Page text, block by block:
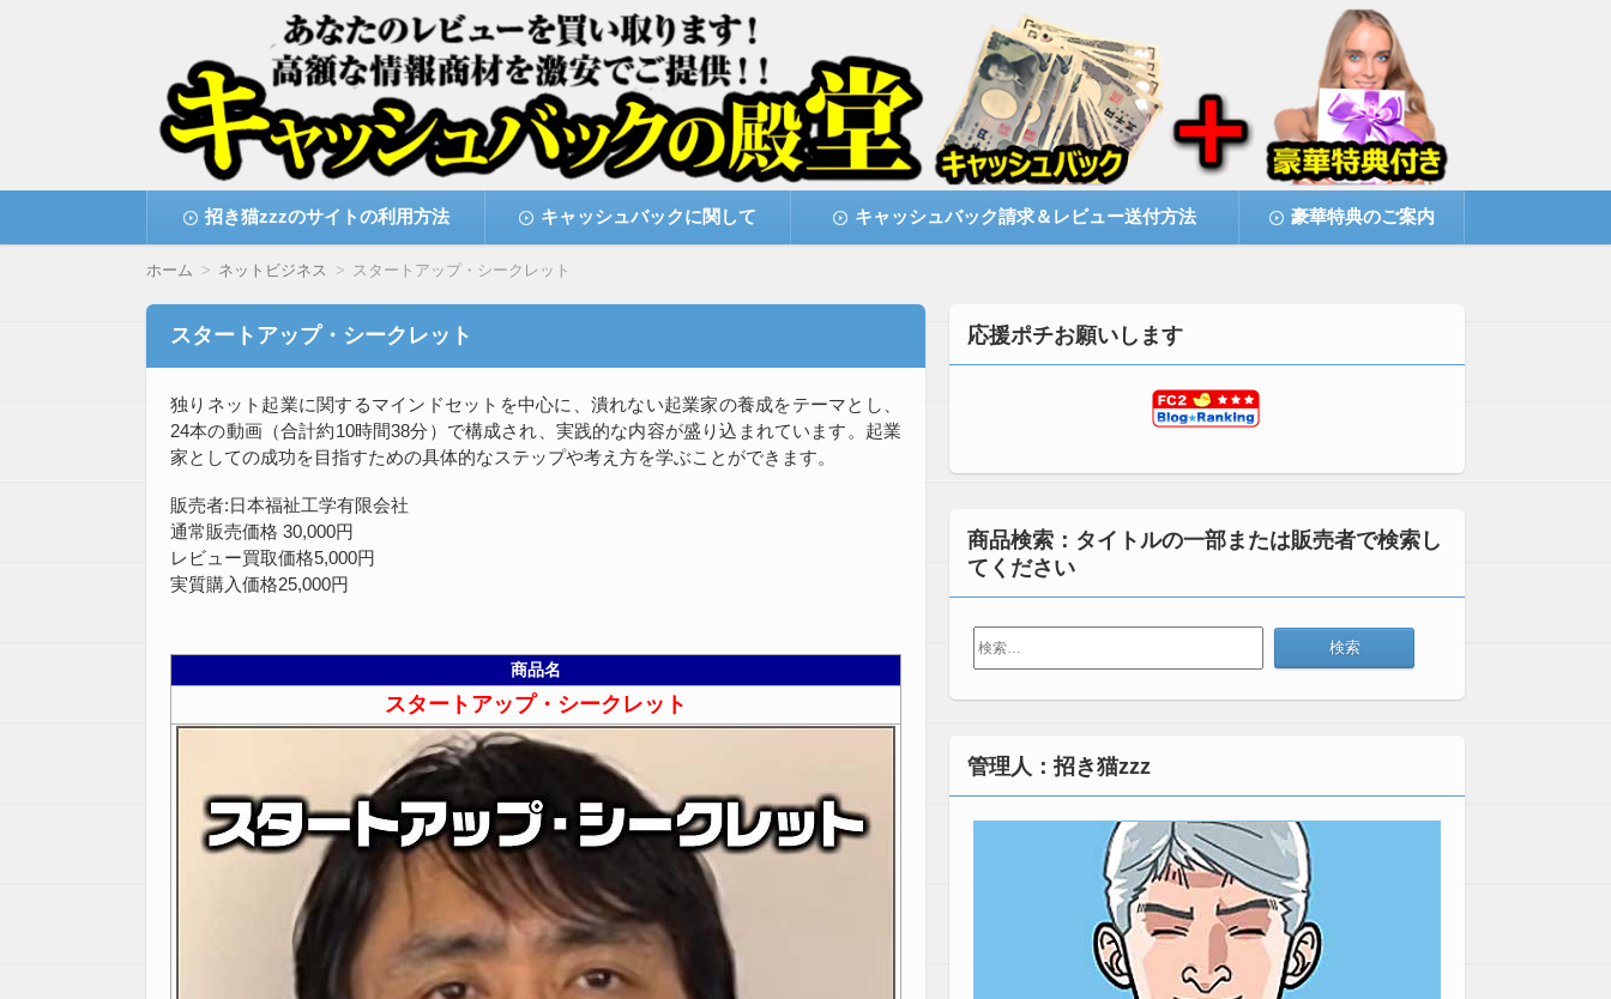
情報商材激安サイト・キャッシュバックの殿堂
高額な情報商材をレビューを買い取ることで激安で購入できます
テ
招き猫zzzのサイトの利用方法 キャッシュバックに関して キャッシュバック請求＆レビュー送付方法 豪華特典のご案内
ホーム ネットビジネス スタートアップ・シークレット
スタートアップ・シークレット
独りネット起業に関するマインドセットを中心に、潰れない起業家の養成をテーマとし、
24本の動画（合計約10時間38分）で構成され、実践的な内容が盛り込まれています。起業
家としての成功を目指すための具体的なステップや考え方を学ぶことができます。
販売者:日本福祉工学有限会社
通常販売価格 30,000円
レビュー買取価格5,000円
実質購入価格25,000円
商品名
スタートアップ・シークレット
応援ポチお願いします
商品検索：タイトルの一部または販売者で検索し
てください
検
索:
管理人：招き猫zzz